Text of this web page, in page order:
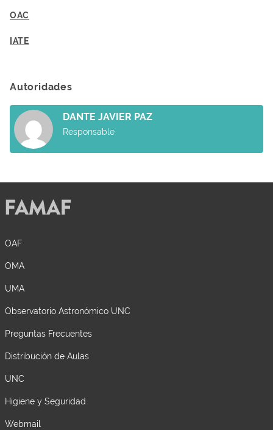
OAC
IATE
Autoridades
DANTE JAVIER PAZ
Responsable
OAF
OMA
UMA
Observatorio Astronómico UNC
Preguntas Frecuentes
Distribución de Aulas
UNC
Higiene y Seguridad
Webmail